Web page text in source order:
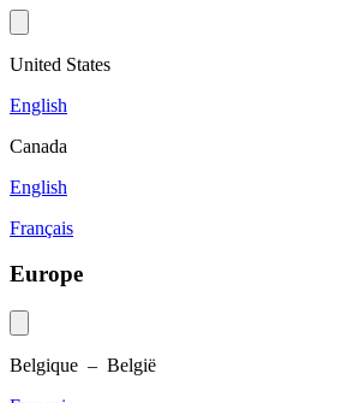
United States
English
Canada
English
Français
Europe
Belgique – België